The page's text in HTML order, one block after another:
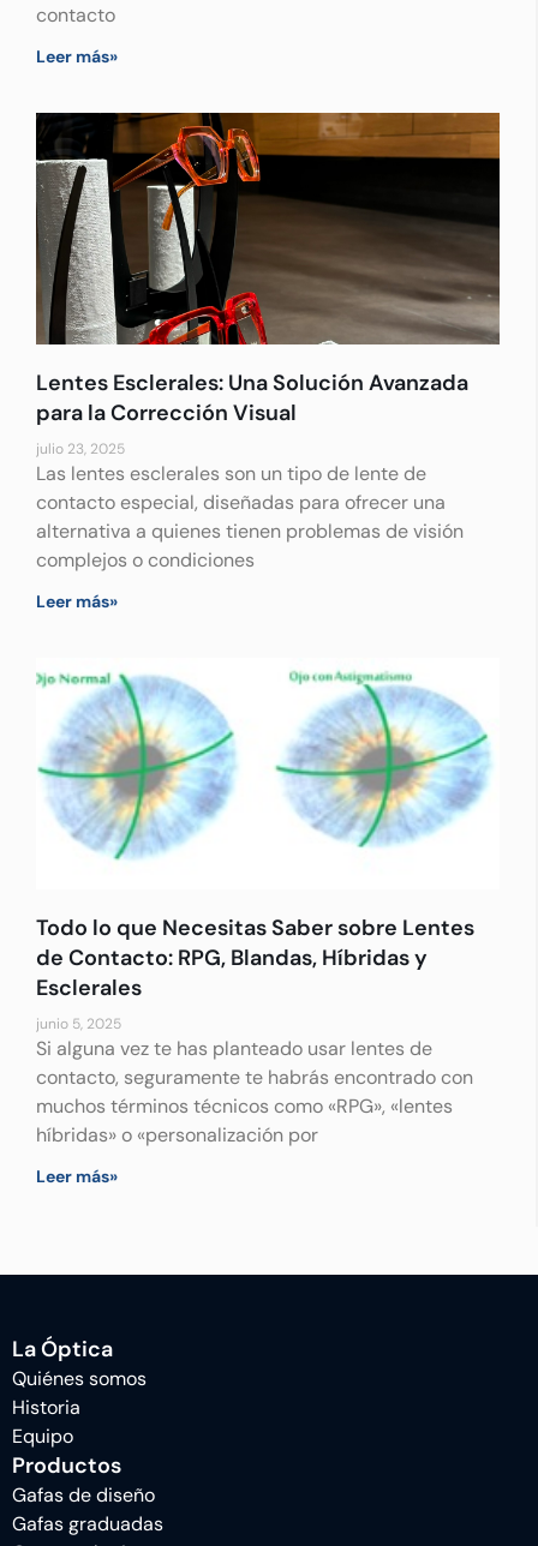
contacto
Leer más»
Lentes Esclerales: Una Solución Avanzada
para la Corrección Visual
julio 23, 2025
Las lentes esclerales son un tipo de lente de
contacto especial, diseñadas para ofrecer una
alternativa a quienes tienen problemas de visión
complejos o condiciones
Leer más»
Todo lo que Necesitas Saber sobre Lentes
de Contacto: RPG, Blandas, Híbridas y
Esclerales
junio 5, 2025
Si alguna vez te has planteado usar lentes de
contacto, seguramente te habrás encontrado con
muchos términos técnicos como «RPG», «lentes
híbridas» o «personalización por
Leer más»
La Óptica
Quiénes somos
Historia
Equipo
Productos
Gafas de diseño
Gafas graduadas